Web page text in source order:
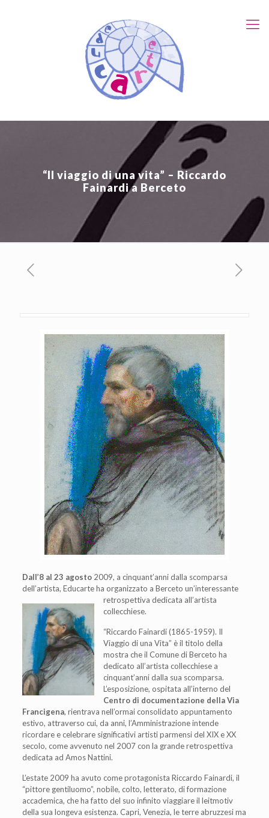
“Il viaggio di una vita” – Riccardo
Fainardi a Berceto
Dall’8 al 23 agosto2009, a cinquant’anni dalla scomparsa
dell’artista, Educarte ha organizzato a Berceto un’interessante
retrospettiva dedicata all’artista
collecchiese.
“Riccardo Fainardi (1865-1959). Il
Viaggio di una Vita” è il titolo della
mostra che il Comune di Berceto ha
dedicato all’artista collecchiese a
cinquant’anni dalla sua scomparsa.
L’esposizione, ospitata all’interno del
Centro di documentazione della Via
Francigena, rientrava nell’ormai consolidato appuntamento
estivo, attraverso cui, da anni, l’Amministrazione intende
ricordare e celebrare significativi artisti parmensi del XIX e XX
secolo, come avvenuto nel 2007 con la grande retrospettiva
dedicata ad Amos Nattini.
L’estate 2009 ha avuto come protagonista Riccardo Fainardi, il
“pittore gentiluomo”, nobile, colto, letterato, di formazione
accademica, che ha fatto del suo infinito viaggiare il leitmotiv
della sua longeva esistenza. Capri, Venezia, le terre abruzzesi ma